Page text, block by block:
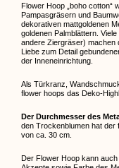
Flower Hoop „boho cotton“
Pampasgräsern und
dekorativen mattgoldenen
goldenen Palmblättern.
andere Ziergräser) machen
Liebe zum Detail
der Inneneinrichtung.
Als Türkranz,
flower hoops das Deko-
Der Durchmesser des
den Trockenblumen hat der
von ca. 30 cm.
Der Flower Hoop kann